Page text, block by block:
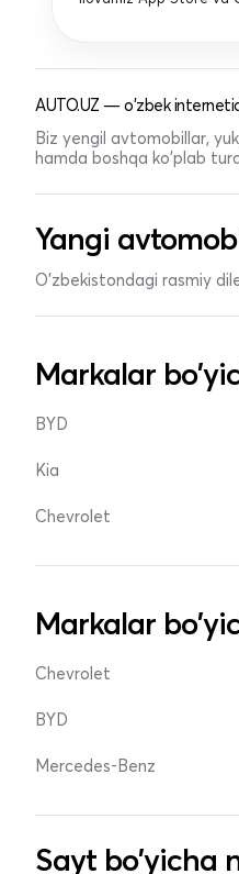
AUTO.UZ — o'zbek
Biz yengil avtomobillar,
hamda boshqa ko'plab
Yangi
O'zbekistondagi rasmiy
Markalar
BYD
Kia
Chevrolet
Markalar
Chevrolet
BYD
Mercedes-Benz
Sayt bo'yicha